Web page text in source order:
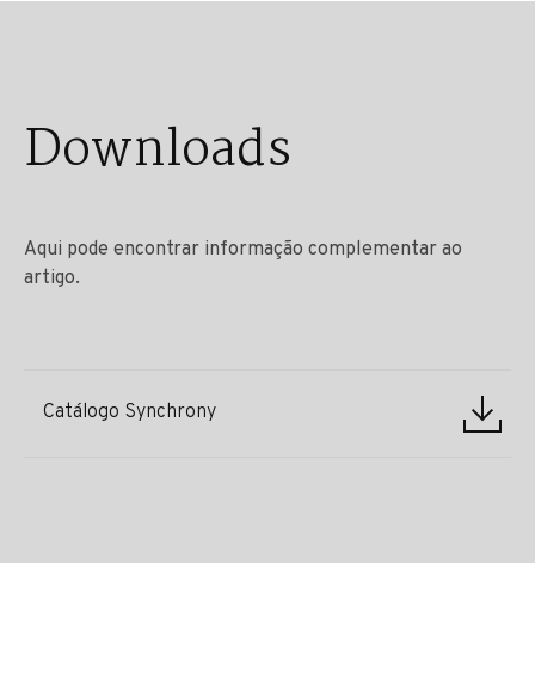
Downloads
Aqui pode encontrar informação complementar ao
artigo.
Catálogo Synchrony